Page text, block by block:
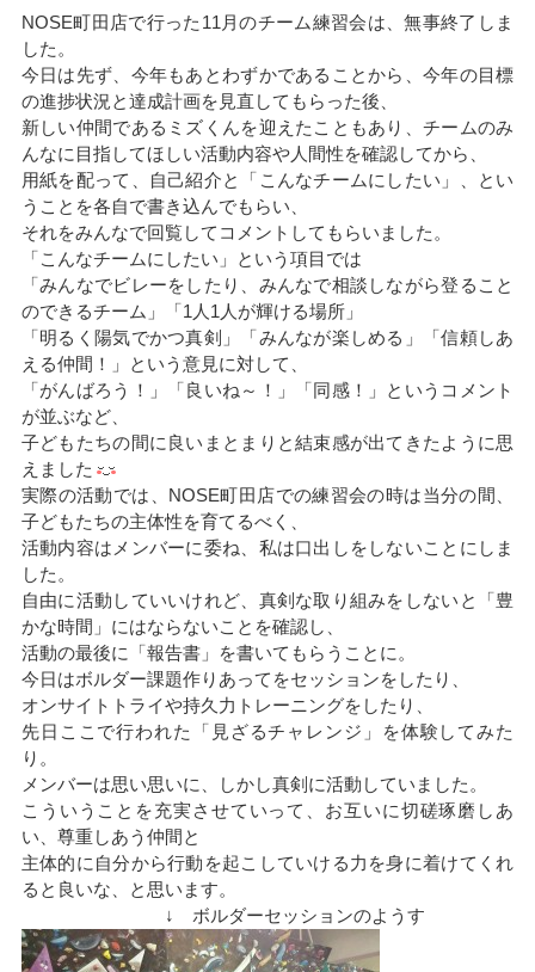
NOSE町田店で行った11月のチーム練習会は、無事終了しま
した。
今日は先ず、今年もあとわずかであることから、今年の目標
の進捗状況と達成計画を見直してもらった後、
新しい仲間であるミズくんを迎えたこともあり、チームのみ
んなに目指してほしい活動内容や人間性を確認してから、
用紙を配って、自己紹介と「こんなチームにしたい」、とい
うことを各自で書き込んでもらい、
それをみんなで回覧してコメントしてもらいました。
「こんなチームにしたい」という項目では
「みんなでビレーをしたり、みんなで相談しながら登ること
のできるチーム」「1人1人が輝ける場所」
「明るく陽気でかつ真剣」「みんなが楽しめる」「信頼しあ
える仲間！」という意見に対して、
「がんばろう！」「良いね～！」「同感！」というコメント
が並ぶなど、
子どもたちの間に良いまとまりと結束感が出てきたように思
えました
実際の活動では、NOSE町田店での練習会の時は当分の間、
子どもたちの主体性を育てるべく、
活動内容はメンバーに委ね、私は口出しをしないことにしま
した。
自由に活動していいけれど、真剣な取り組みをしないと「豊
かな時間」にはならないことを確認し、
活動の最後に「報告書」を書いてもらうことに。
今日はボルダー課題作りあってをセッションをしたり、
オンサイトトライや持久力トレーニングをしたり、
先日ここで行われた「見ざるチャレンジ」を体験してみた
り。
メンバーは思い思いに、しかし真剣に活動していました。
こういうことを充実させていって、お互いに切磋琢磨しあ
い、尊重しあう仲間と
主体的に自分から行動を起こしていける力を身に着けてくれ
ると良いな、と思います。
↓ ボルダーセッションのようす